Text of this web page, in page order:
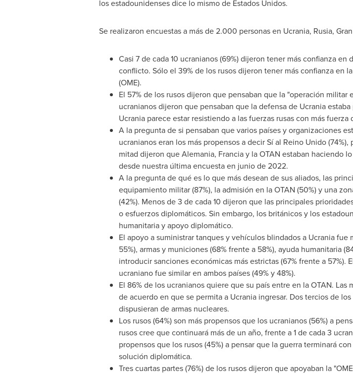
los estadounidenses dice lo mismo de Estados Unidos.
Se realizaron encuestas a más de 2.000 personas en Ucrania, Rusia,
Casi 7 de cada 10 ucranianos (69%) dijeron tener más confianza
conflicto. Sólo el 39% de los rusos dijeron tener más confianza en
(OME).
El 57% de los rusos dijeron que pensaban que la "operación
ucranianos dijeron que pensaban que la defensa de Ucrania
Ucrania parece estar resistiendo a las fuerzas rusas con más
A la pregunta de si pensaban que varios países y organizaciones
ucranianos eran los más propensos a decir Sí al Reino Unido (74%),
mitad dijeron que Alemania, Francia y la OTAN estaban haciendo
desde nuestra última encuesta en junio de 2022.
A la pregunta de qué es lo que más desean de sus aliados, las
equipamiento militar (87%), la admisión en la OTAN (50%) y una
(42%). Menos de 3 de cada 10 dijeron que las principales
o esfuerzos diplomáticos. Sin embargo, los británicos y los
humanitaria y apoyo diplomático.
El apoyo a suministrar tanques y vehículos blindados a Ucrania
55%), armas y municiones (68% frente a 58%), ayuda humanitaria
introducir sanciones económicas más estrictas (67% frente a
ucraniano fue similar en ambos países (49% y 48%).
El 86% de los ucranianos quiere que su país entre en la OTAN. Las
de acuerdo en que se permita a Ucrania ingresar. Dos tercios de
dispusieran de armas nucleares.
Los rusos (64%) son más propensos que los ucranianos (56%) a
rusos cree que continuará más de un año, frente a 1 de cada 3
propensos que los rusos (45%) a pensar que la guerra terminará
solución diplomática.
Tres cuartas partes (76%) de los rusos dijeron que apoyaban la